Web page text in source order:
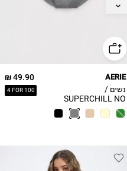
L
49.90 ₪
4 FOR 100
AERIE
נשים /
SUPERCHILL NO
SHOW תחתונים